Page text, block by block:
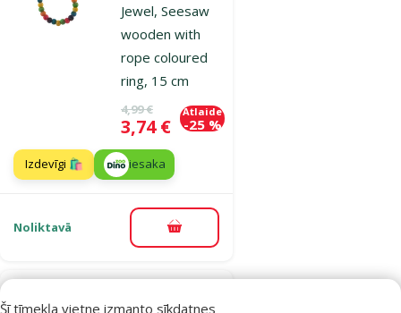
Šī tīmekļa vietne izmanto sīkdatnes
Jewel, Seesaw
wooden with
rope coloured
ring, 15 cm
Oriģinālā cena
4,99 €
Cena
3,74 €
Atlaide
-25 %
Izdevīgi 🛍️ iesaka
Noliktavā Pievienot grozam
Atsauksmes 0%